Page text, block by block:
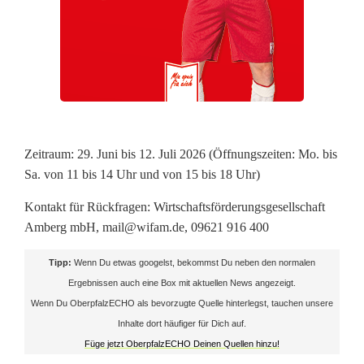
Zeitraum: 29. Juni bis 12. Juli 2026 (Öffnungszeiten: Mo. bis
Sa. von 11 bis 14 Uhr und von 15 bis 18 Uhr)
Kontakt für Rückfragen: Wirtschaftsförderungsgesellschaft
Amberg mbH, mail@wifam.de, 09621 916 400
Tipp: Wenn Du etwas googelst, bekommst Du neben den normalen
Ergebnissen auch eine Box mit aktuellen News angezeigt.
Wenn Du OberpfalzECHO als bevorzugte Quelle hinterlegst, tauchen unsere
Inhalte dort häufiger für Dich auf.
Füge jetzt OberpfalzECHO Deinen Quellen hinzu!